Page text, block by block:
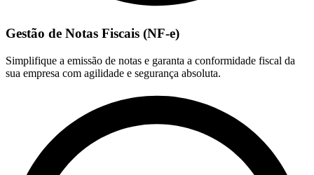
Gestão de Notas Fiscais (NF-e)
Simplifique a emissão de notas e garanta a conformidade fiscal da
sua empresa com agilidade e segurança absoluta.